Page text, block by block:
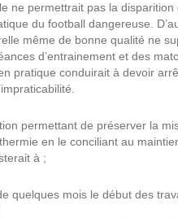
ne permettrait pas la disparition
du football dangereuse.
même de bonne qualité ne
d’entrainement et des
pratique conduirait à devoir
permettant de préserver la
en le conciliant au
à ;
quelques mois le début des